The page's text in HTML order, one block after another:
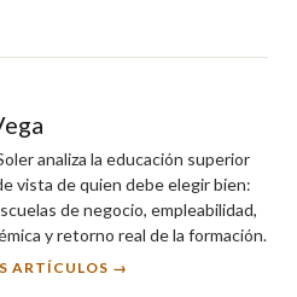
analiza la educación superior
vista de quien debe elegir bien:
de negocio, empleabilidad,
y retorno real de la formación.
ARTÍCULOS →